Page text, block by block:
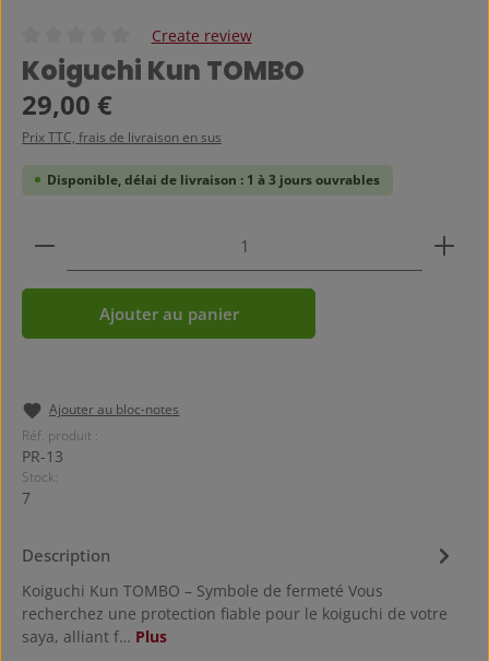
Note moyenne de 0 sur 5 étoiles
Create review
Koiguchi Kun TOMBO
Prix régulier :
29,00 €
Prix TTC, frais de livraison en sus
Disponible, délai de livraison : 1 à 3 jours ouvrables
Quantité de produit : Entrez la quantité
Ajouter au panier
Ajouter au bloc-notes
Réf. produit :
PR-13
Stock:
7
Description
Koiguchi Kun TOMBO – Symbole de fermeté Vous
recherchez une protection fiable pour le koiguchi de votre
saya, alliant f… Plus